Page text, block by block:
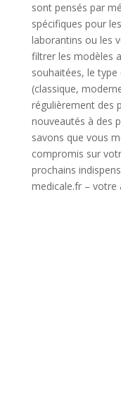
sont pensés par
spécifiques pour
laborantins ou les
filtrer les modèles
souhaitées, le
(classique,
régulièrement des
nouveautés à des
savons que vous
compromis sur
prochains
medicale.fr – votre